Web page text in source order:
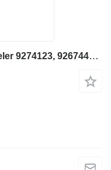
Olejový chladič Liebherr olie koeler 9274123, 9267440 na rýpadla Liebherr A974 / P974 / R944 / R954 / R974 / R974B - A 974 / P 974 / R 944 / R 954 / R 974 / R 974 B